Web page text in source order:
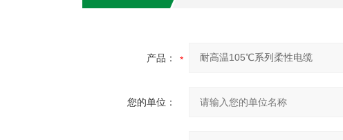
产品：
您的单位：